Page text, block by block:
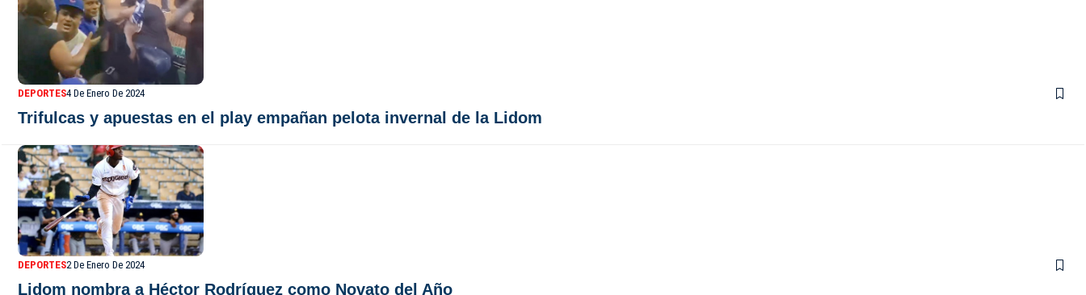
DEPORTES4 De Enero De 2024
Trifulcas y apuestas en el play empañan pelota invernal de la Lidom
DEPORTES2 De Enero De 2024
Lidom nombra a Héctor Rodríguez como Novato del Año